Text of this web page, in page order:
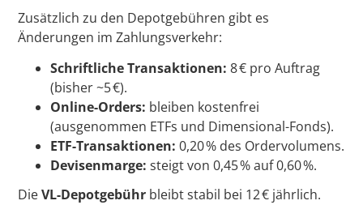
Zusätzlich zu den Depotgebühren gibt es
Änderungen im Zahlungsverkehr:
Schriftliche Transaktionen: 8 € pro Auftrag
(bisher ~5 €).
Online-Orders: bleiben kostenfrei
(ausgenommen ETFs und Dimensional-Fonds).
ETF-Transaktionen: 0,20 % des Ordervolumens.
Devisenmarge: steigt von 0,45 % auf 0,60 %.
DieVL-Depotgebühr bleibt stabil bei 12 € jährlich.